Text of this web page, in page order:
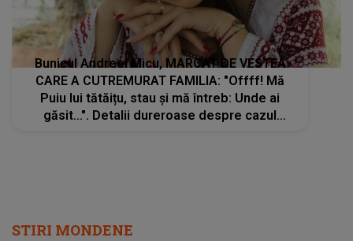
Bunicul Andreei Micu, MARCAT DE VESTEA
CARE A CUTREMURAT FAMILIA: "Offff! Mă
Puiu lui tătăițu, stau și mă întreb: Unde ai
găsit...". Detalii dureroase despre cazul
STIRI MONDENE